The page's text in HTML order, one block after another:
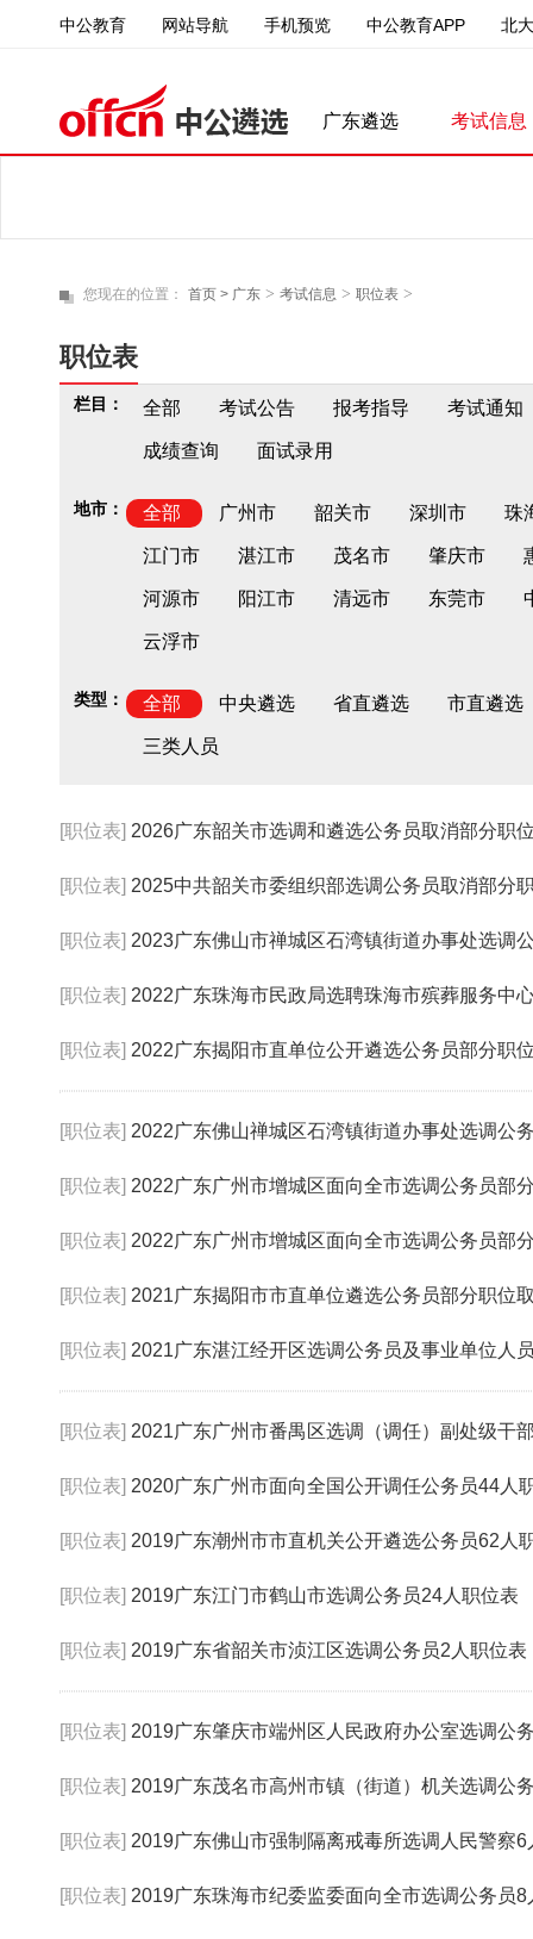
中公教育 网站导航 手机预览 中公教育APP 北
广东遴选 考试信息
您现在的位置： 首页 > 广东 > 考试信息 > 职位表 >
职位表
栏目： 全部 考试公告 报考指导 考试通知
成绩查询 面试录用
地市： 全部 广州市 韶关市 深圳市 珠
江门市 湛江市 茂名市 肇庆市
河源市 阳江市 清远市 东莞市
云浮市
类型： 全部 中央遴选 省直遴选 市直遴选
三类人员
[职位表] 2026广东韶关市选调和遴选公务员取消部分职
[职位表] 2025中共韶关市委组织部选调公务员取消部分
[职位表] 2023广东佛山市禅城区石湾镇街道办事处选调
[职位表] 2022广东珠海市民政局选聘珠海市殡葬服务中心
[职位表] 2022广东揭阳市直单位公开遴选公务员部分职
[职位表] 2022广东佛山禅城区石湾镇街道办事处选调公
[职位表] 2022广东广州市增城区面向全市选调公务员部
[职位表] 2022广东广州市增城区面向全市选调公务员部
[职位表] 2021广东揭阳市市直单位遴选公务员部分职位
[职位表] 2021广东湛江经开区选调公务员及事业单位人员核减
[职位表] 2021广东广州市番禺区选调（调任）副处级干部考
[职位表] 2020广东广州市面向全国公开调任公务员44人
[职位表] 2019广东潮州市市直机关公开遴选公务员62人
[职位表] 2019广东江门市鹤山市选调公务员24人职位表
[职位表] 2019广东省韶关市浈江区选调公务员2人职位表
[职位表] 2019广东肇庆市端州区人民政府办公室选调公
[职位表] 2019广东茂名市高州市镇（街道）机关选调公
[职位表] 2019广东佛山市强制隔离戒毒所选调人民警察6
[职位表] 2019广东珠海市纪委监委面向全市选调公务员8